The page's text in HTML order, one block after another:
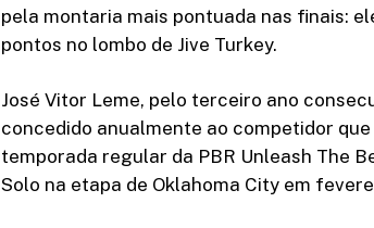
pela montaria mais pontuada nas finais:
pontos no lombo de Jive Turkey.
José Vitor Leme, pelo terceiro ano
concedido anualmente ao competidor
temporada regular da PBR Unleash The
Solo na etapa de Oklahoma City em